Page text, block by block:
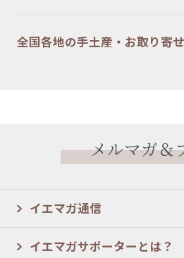
全国各地の手土産・お取り寄
メルマガ＆
イエマガ通信
イエマガサポーターとは？